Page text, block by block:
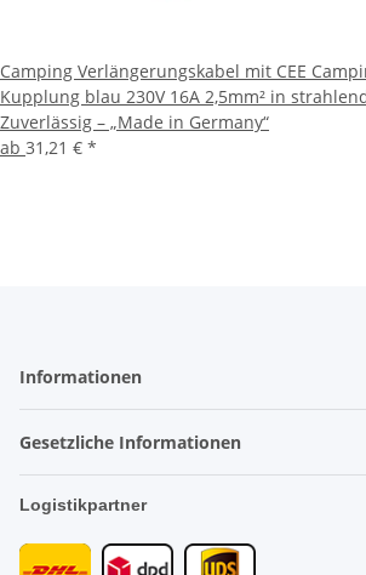
Camping Verlängerungskabel mit CEE
Kupplung blau 230V 16A 2,5mm² in
Zuverlässig – „Made in Germany“
ab 31,21 € *
Informationen
Gesetzliche Informationen
Logistikpartner